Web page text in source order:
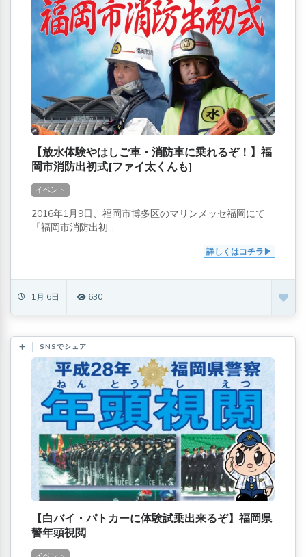
【放水体験やはしご車・消防車に乗れるぞ！】福
岡市消防出初式[ファイ太くんも]
イベント
2016年1月9日、福岡市博多区のマリンメッセ福岡にて
「福岡市消防出初...
詳しくはコチラ
1月 6日 630
SNSでシェア
【白バイ・パトカーに体験試乗出来るぞ】福岡県
警年頭視閲